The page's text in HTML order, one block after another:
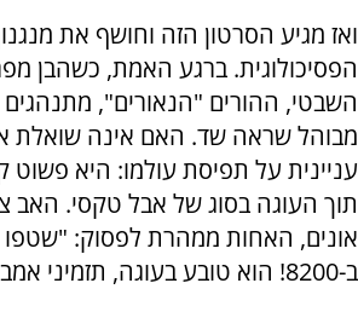
ואז מגיע הסרטון הזה וחושף את
הפסיכולוגית. ברגע האמת, כשהבן
השבטי, ההורים "הנאורים", מתנהגים
מבוהל שראה שד. האם אינה שואלת
עניינית על תפיסת עולמו: היא
תוך העוגה בסוג של אבל טקסי. האב
אונים, האחות ממהרת לפסוק:
ב-8200! הוא טובע בעוגה, תזמיני אמבולנס!".